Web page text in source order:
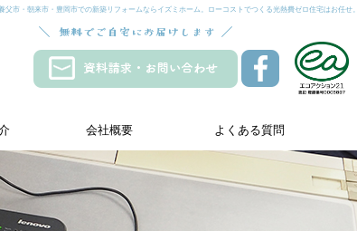
父市・朝来市・豊岡市での新築リフォームならイズミホーム。ローコストでつくる光熱費ゼロ住宅はお任せ。
会社概要 よくある質問